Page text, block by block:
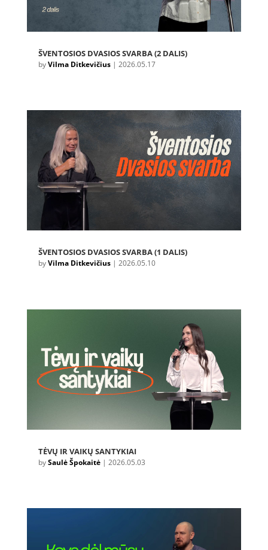
ŠVENTOSIOS DVASIOS SVARBA (2 DALIS)
byVilma Ditkevičius| 2026.05.17
ŠVENTOSIOS DVASIOS SVARBA (1 DALIS)
byVilma Ditkevičius| 2026.05.10
TĖVŲ IR VAIKŲ SANTYKIAI
bySaulė Špokaitė| 2026.05.03